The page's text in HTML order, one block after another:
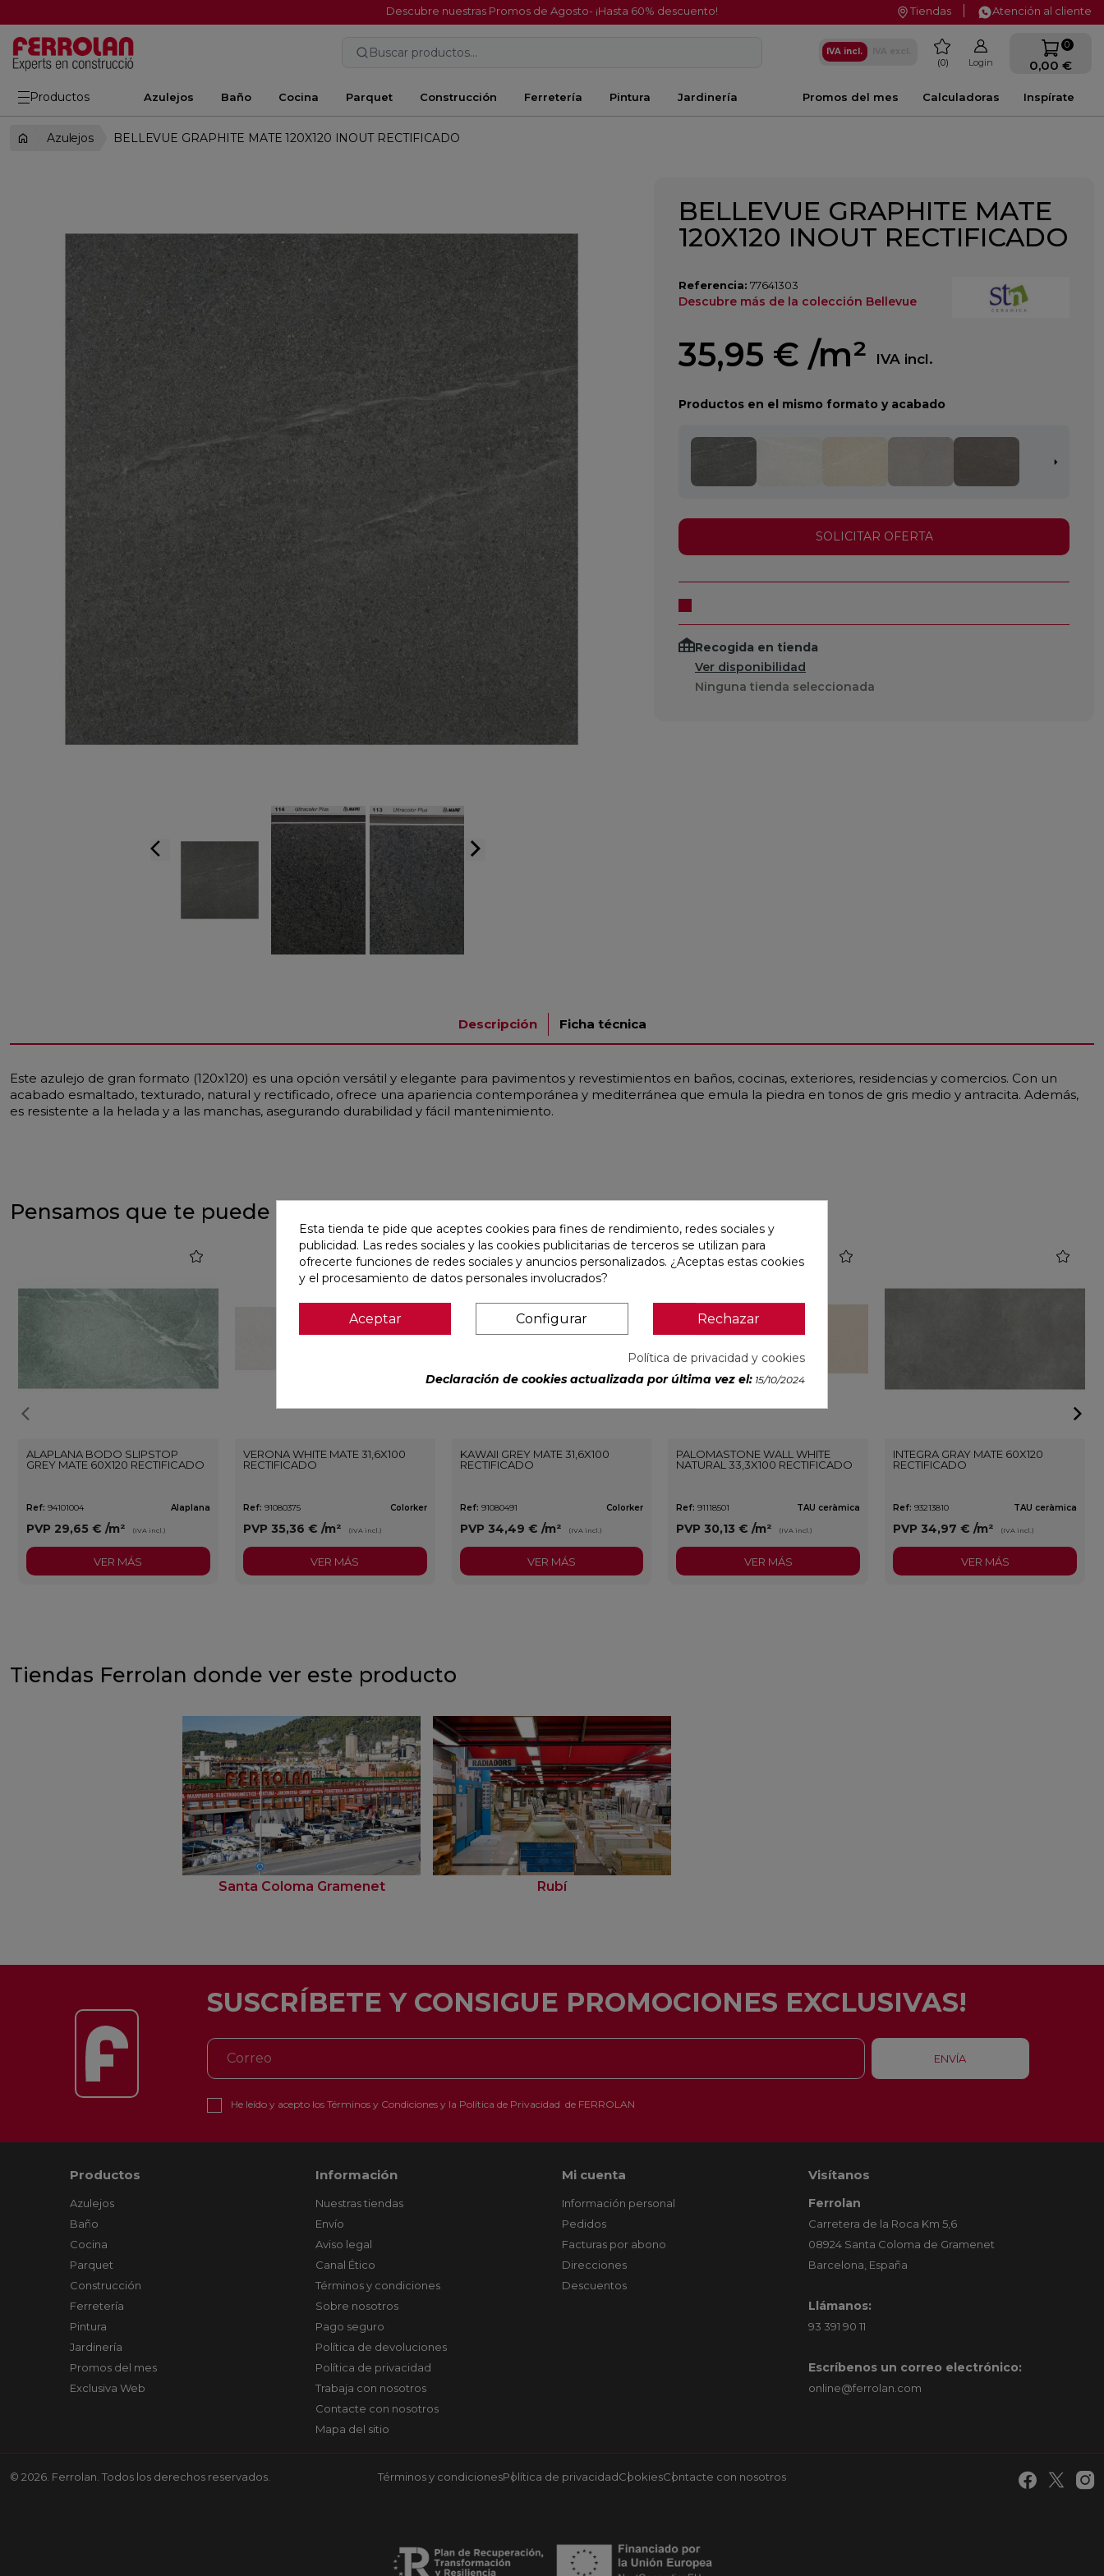
Descubre nuestras Promos de Agosto- ¡Hasta 60% descuento! Tiendas Atención al cliente
Buscar productos... IVA incl. favorite
0 Login
0
0,00 €
Productos Azulejos Baño Cocina Parquet Construcción Ferretería Pintura Jardinería Inspírate
Calculadoras
Promos del mes
Azulejos BELLEVUE GRAPHITE MATE 120X120 INOUT RECTIFICADO
arrow_back_ios arrow_forward_ios
BELLEVUE GRAPHITE MATE
120X120 INOUT RECTIFICADO
Referencia: 77641303
Descubre más de la colección Bellevue
35,95 € /m² IVA incl.
Productos en el mismo formato y acabado
SOLICITAR OFERTA
Recogida en tienda
Ver disponibilidad
Ninguna tienda seleccionada
Descripción Ficha técnica
Este azulejo de gran formato (120x120) es una opción versátil y elegante para pavimentos y revestimientos en baños, cocinas, exteriores, residencias y comercios. Con un
acabado esmaltado, texturado, natural y rectificado, ofrece una apariencia contemporánea y mediterránea que emula la piedra en tonos de gris medio y antracita. Además,
es resistente a la helada y a las manchas, asegurando durabilidad y fácil mantenimiento.
Pensamos que te puede interesar
ALAPLANA BODO SLIPSTOP
GREY MATE 60X120 RECTIFICADO
Ref: 94101004 Alaplana
PVP 29,65 € /m² (IVA incl.)
favorite
VER MÁS
VERONA WHITE MATE 31,6X100
RECTIFICADO
Ref: 91080375 Colorker
PVP 35,36 € /m² (IVA incl.)
favorite
VER MÁS
KAWAII GREY MATE 31,6X100
RECTIFICADO
Ref: 91080491 Colorker
PVP 34,49 € /m² (IVA incl.)
favorite
VER MÁS
PALOMASTONE WALL WHITE
NATURAL 33,3X100 RECTIFICADO
Ref: 91118501 TAU ceràmica
PVP 30,13 €/m² (IVA incl.)
VER MÁS
INTEGRA GRAY MATE 60X120
RECTIFICADO
Ref: 93213810 TAU ceràmica
PVP 34,97 €/m² (IVA incl.)
favorite
VER MÁS
Tiendas Ferrolan donde ver este producto
Santa Coloma Gramenet Rubí
SUSCRÍBETE Y CONSIGUE PROMOCIONES EXCLUSIVAS!
He leído y acepto los Términos y Condicionesy la Política de Privacidad de FERROLAN
Productos
Azulejos
Baño
Cocina
Parquet
Construcción
Ferretería
Pintura
Jardinería
Promos del mes
Exclusiva Web
Información
Nuestras tiendas
Envío
Aviso legal
Canal Ético
Términos y condiciones
Sobre nosotros
Pago seguro
Política de devoluciones
Política de privacidad
Trabaja con nosotros
Contacte con nosotros
Mapa del sitio
Mi cuenta
Información personal
Pedidos
Facturas por abono
Direcciones
Descuentos
Visítanos
Ferrolan
Carretera de la Roca Km 5,6
08924 Santa Coloma de Gramenet
Barcelona, España
Llámanos:
93 391 90 11
Escríbenos un correo electrónico:
online@ferrolan.com
© 2026. Ferrolan. Todos los derechos reservados. Términos y condicionesPolítica de privacidadCookiesContacte con nosotros
Esta tienda te pide que aceptes cookies para fines de rendimiento, redes sociales y
publicidad. Las redes sociales y las cookies publicitarias de terceros se utilizan para
ofrecerte funciones de redes sociales y anuncios personalizados. ¿Aceptas estas cookies
y el procesamiento de datos personales involucrados?
Aceptar Configurar Rechazar
Política de privacidad y cookies
Declaración de cookies actualizada por última vez el: 15/10/2024